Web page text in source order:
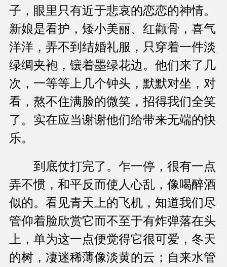
子，眼里只有近于悲哀的恋恋的神情。
新娘是看护，矮小美丽、红颧骨，喜气
洋洋，弄不到结婚礼服，只穿着一件淡
绿绸夹袍，镶着墨绿花边。他们来了几
次，一等等上几个钟头，默默对坐，对
看，熬不住满脸的微笑，招得我们全笑
了。实在应当谢谢他们给带来无端的快
乐。
到底仗打完了。乍一停，很有一点
弄不惯，和平反而使人心乱，像喝醉酒
似的。看见青天上的飞机，知道我们尽
管仰着脸欣赏它而不至于有炸弹落在头
上，单为这一点便觉得它很可爱，冬天
的树，凄迷稀薄像淡黄的云；自来水管